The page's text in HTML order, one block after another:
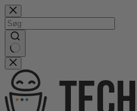
Gå
videre
til
indhold
No
results